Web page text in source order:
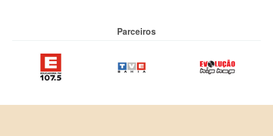
Parceiros